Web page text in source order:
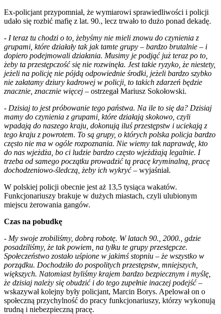
Ex-policjant przypomniał, że wymiarowi sprawiedliwości i policji
udało się rozbić mafię z lat. 90., lecz trwało to dużo ponad dekadę.
- I teraz tu chodzi o to, żebyśmy nie mieli znowu do czynienia z
grupami, które działały tak jak tamte grupy – bardzo brutalnie – i
dopiero podejmowali działania. Musimy je podjąć już teraz po to,
żeby ta przestępczość się nie rozwinęła. Jest takie ryzyko, że niestety,
jeżeli na policję nie pójdą odpowiednie środki, jeżeli bardzo szybko
nie załatamy dziury kadrowej w policji, to takich zdarzeń będzie
znacznie, znacznie więcej – ostrzegał Mariusz Sokołowski.
- Dzisiaj to jest próbowanie tego państwa. Na ile to się da? Dzisiaj
mamy do czynienia z grupami, które działają skokowo, czyli
wpadają do naszego kraju, dokonują iluś przestępstw i uciekają z
tego kraju z powrotem. To są grupy, o których polska policja bardzo
często nie ma w ogóle rozpoznania. Nie wiemy tak naprawdę, kto
do nas wjeżdża, bo ci ludzie bardzo często wjeżdżają legalnie. I
trzeba od samego początku prowadzić tą pracę kryminalną, pracę
dochodzeniowo-śledczą, żeby ich wykryć– wyjaśniał.
W polskiej policji obecnie jest aż 13,5 tysiąca wakatów.
Funkcjonariuszy brakuje w dużych miastach, czyli ulubionym
miejscu żerowania gangów.
Czas na pobudkę
- My swoje zrobiliśmy, dobrą robotę. W latach 90., 2000., gdzie
posadziliśmy, że tak powiem, na tyłku te grupy przestępcze.
Społeczeństwo zostało uśpione w jakimś stopniu – że wszystko w
porządku. Dochodziło do pospolitych przestępstw, mniejszych,
większych. Natomiast byliśmy krajem bardzo bezpiecznym i myślę,
że dzisiaj należy się obudzić i do tego zupełnie inaczej podejść–
wskazywał kolejny były policjant, Marcin Borys. Apelował on o
społeczną przychylność do pracy funkcjonariuszy, którzy wykonują
trudną i niebezpieczną pracę.